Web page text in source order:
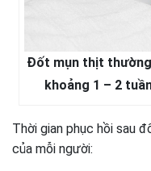
Đốt mụn thịt
khoảng 1 – 2
Thời gian phục hồi sau
của mỗi người: